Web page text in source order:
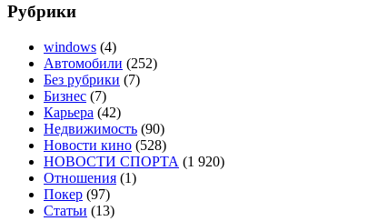
Рубрики
windows (4)
Автомобили (252)
Без рубрики (7)
Бизнес (7)
Карьера (42)
Недвижимость (90)
Новости кино (528)
НОВОСТИ СПОРТА (1 920)
Отношения (1)
Покер (97)
Статьи (13)